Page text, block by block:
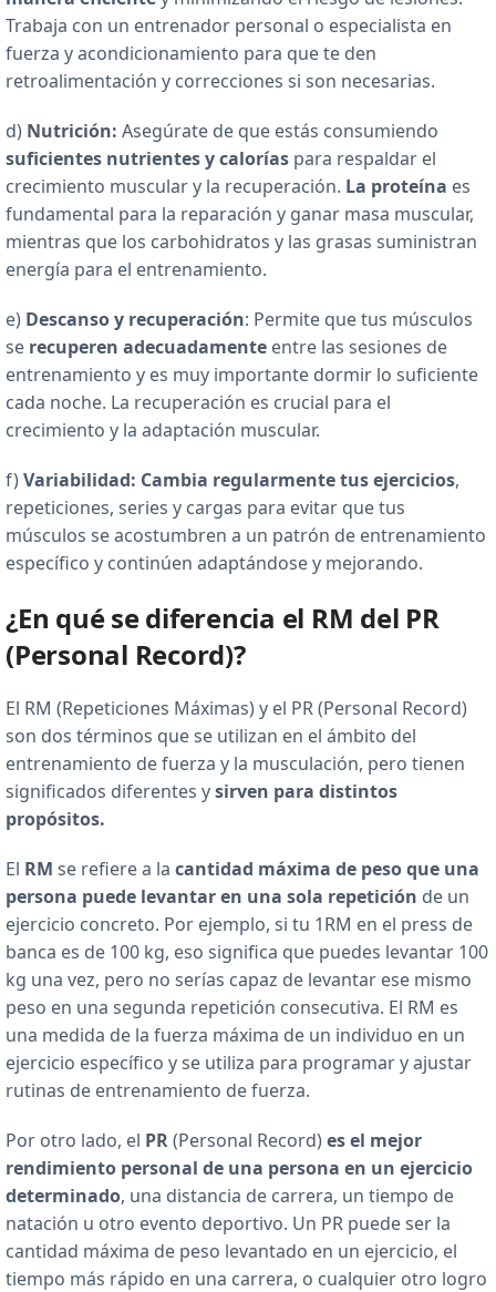
Trabaja con un entrenador personal o especialista en
fuerza y acondicionamiento para que te den
retroalimentación y correcciones si son necesarias.
d) Nutrición: Asegúrate de que estás consumiendo
suficientes nutrientes y calorías para respaldar el
crecimiento muscular y la recuperación. La proteína es
fundamental para la reparación y ganar masa muscular,
mientras que los carbohidratos y las grasas suministran
energía para el entrenamiento.
e) Descanso y recuperación: Permite que tus músculos
se recuperen adecuadamente entre las sesiones de
entrenamiento y es muy importante dormir lo suficiente
cada noche. La recuperación es crucial para el
crecimiento y la adaptación muscular.
f)Variabilidad: Cambia regularmente tus ejercicios,
repeticiones, series y cargas para evitar que tus
músculos se acostumbren a un patrón de entrenamiento
específico y continúen adaptándose y mejorando.
¿En qué se diferencia el RM del PR
(Personal Record)?
El RM (Repeticiones Máximas) y el PR (Personal Record)
son dos términos que se utilizan en el ámbito del
entrenamiento de fuerza y la musculación, pero tienen
significados diferentes ysirven para distintos
propósitos.
El RM se refiere a la cantidad máxima de peso que una
persona puede levantar en una sola repetición de un
ejercicio concreto. Por ejemplo, si tu 1RM en el press de
banca es de 100 kg, eso significa que puedes levantar 100
kg una vez, pero no serías capaz de levantar ese mismo
peso en una segunda repetición consecutiva. El RM es
una medida de la fuerza máxima de un individuo en un
ejercicio específico y se utiliza para programar y ajustar
rutinas de entrenamiento de fuerza.
Por otro lado, el PR(Personal Record)es el mejor
rendimiento personal de una persona en un ejercicio
determinado, una distancia de carrera, un tiempo de
natación u otro evento deportivo. Un PR puede ser la
cantidad máxima de peso levantado en un ejercicio, el
tiempo más rápido en una carrera, o cualquier otro logro